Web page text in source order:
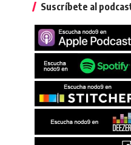
Suscríbete al